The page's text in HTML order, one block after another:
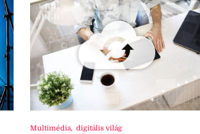
Multimédia, digitális világ